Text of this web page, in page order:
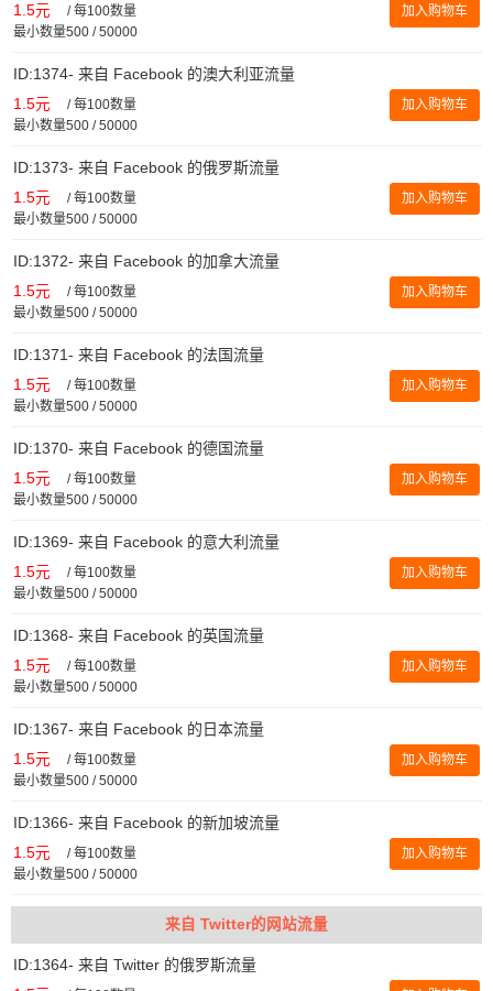
1.5元 /每100数量
最小数量500 / 50000
加入购物车
ID:1374- 来自 Facebook 的澳大利亚流量
1.5元 /每100数量
最小数量500 / 50000
加入购物车
ID:1373- 来自 Facebook 的俄罗斯流量
1.5元 /每100数量
最小数量500 / 50000
加入购物车
ID:1372- 来自 Facebook 的加拿大流量
1.5元 /每100数量
最小数量500 / 50000
加入购物车
ID:1371- 来自 Facebook 的法国流量
1.5元 /每100数量
最小数量500 / 50000
加入购物车
ID:1370- 来自 Facebook 的德国流量
1.5元 /每100数量
最小数量500 / 50000
加入购物车
ID:1369- 来自 Facebook 的意大利流量
1.5元 /每100数量
最小数量500 / 50000
加入购物车
ID:1368- 来自 Facebook 的英国流量
1.5元 /每100数量
最小数量500 / 50000
加入购物车
ID:1367- 来自 Facebook 的日本流量
1.5元 /每100数量
最小数量500 / 50000
加入购物车
ID:1366- 来自 Facebook 的新加坡流量
1.5元 /每100数量
最小数量500 / 50000
加入购物车
来自 Twitter的网站流量
ID:1364- 来自 Twitter 的俄罗斯流量